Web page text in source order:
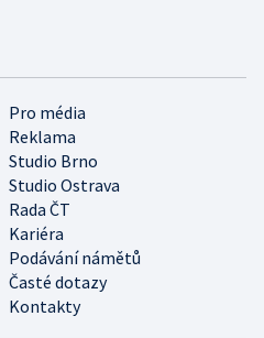
Pro média
Reklama
Studio Brno
Studio Ostrava
Rada ČT
Kariéra
Podávání námětů
Časté dotazy
Kontakty